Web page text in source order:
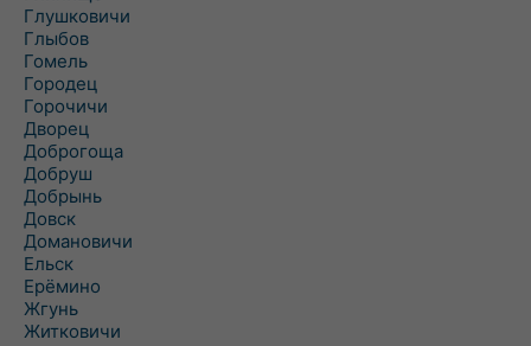
Глушковичи
Глыбов
Гомель
Городец
Горочичи
Дворец
Доброгоща
Добруш
Добрынь
Довск
Домановичи
Ельск
Ерёмино
Жгунь
Житковичи